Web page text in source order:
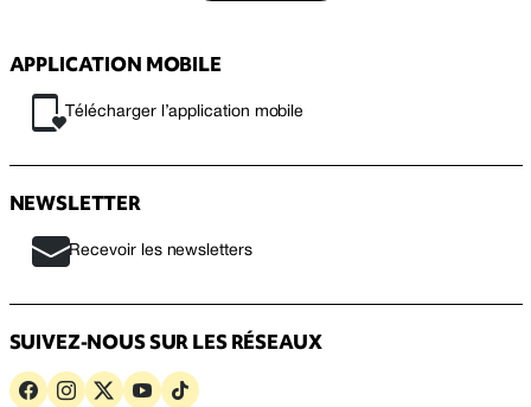
APPLICATION MOBILE
Télécharger l’application mobile
NEWSLETTER
Recevoir les newsletters
SUIVEZ-NOUS SUR LES RÉSEAUX